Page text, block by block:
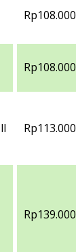
Rp108.000
Rp108.000
Rp113.000
Rp139.000